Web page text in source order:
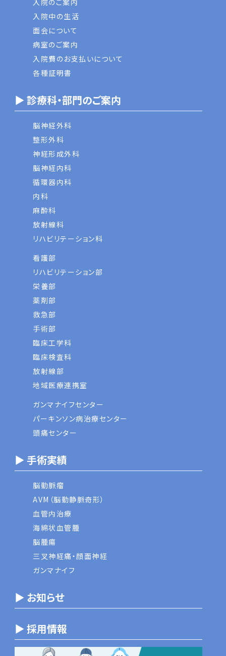
入院のご案内
入院中の生活
面会について
病室のご案内
入院費のお支払いについて
各種証明書
▶ 診療科・部門のご案内
脳神経外科
整形外科
神経形成外科
脳神経内科
循環器内科
内科
麻酔科
放射線科
リハビリテーション科
看護部
リハビリテーション部
栄養部
薬剤部
救急部
手術部
臨床工学科
臨床検査科
放射線部
地域医療連携室
ガンマナイフセンター
パーキンソン病治療センター
頭痛センター
▶ 手術実績
脳動脈瘤
AVM（脳動静脈奇形）
血管内治療
海綿状血管腫
脳腫瘍
三叉神経痛・顔面神経
ガンマナイフ
▶ お知らせ
▶ 採用情報